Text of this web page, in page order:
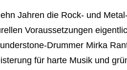
Jahren die Rock- und
Voraussetzungen
Drummer Mirka
für harte Musik und